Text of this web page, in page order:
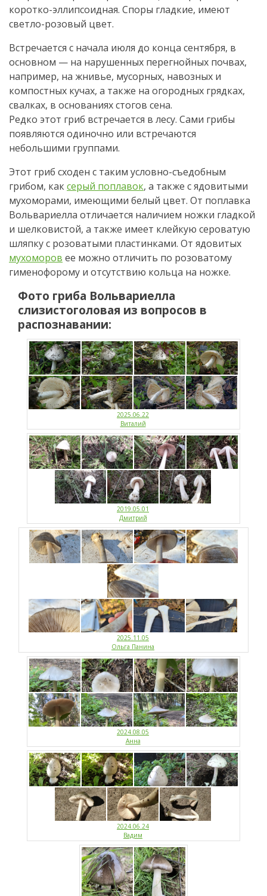
коротко-эллипсоидная. Споры гладкие, имеют
светло-розовый цвет.
Встречается с начала июля до конца сентября, в
основном — на нарушенных перегнойных почвах,
например, на жнивье, мусорных, навозных и
компостных кучах, а также на огородных грядках,
свалках, в основаниях стогов сена.
Редко этот гриб встречается в лесу. Сами грибы
появляются одиночно или встречаются
небольшими группами.
Этот гриб сходен с таким условно-съедобным
грибом, каксерый поплавок, а также с ядовитыми
мухоморами, имеющими белый цвет. От поплавка
Вольвариелла отличается наличием ножки гладкой
и шелковистой, а также имеет клейкую сероватую
шляпку с розоватыми пластинками. От ядовитых
мухоморов ее можно отличить по розоватому
гименофорому и отсутствию кольца на ножке.
Фото гриба Вольвариелла
слизистоголовая из вопросов в
распознавании:
2025.06.22
Виталий
2019.05.01
Дмитрий
2025.11.05
Ольга Панина
2024.08.05
Анна
2024.06.24
Вадим